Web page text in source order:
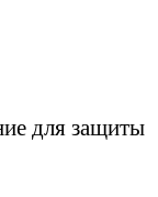
для защиты